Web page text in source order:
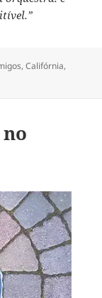
,Califórnia,